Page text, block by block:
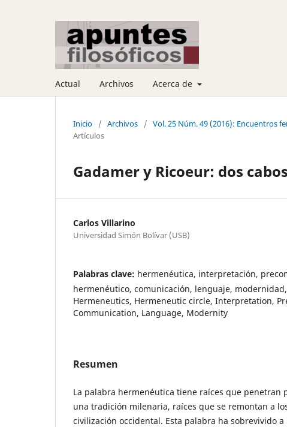
Actual Archivos Acerca de
Inicio / Archivos / Vol. 25 Núm. 49 (2016): Encuentros
Artículos
Gadamer y Ricoeur: dos
Carlos Villarino
Universidad Simón Bolívar (USB)
Palabras clave: hermenéutica, interpretación,
hermenéutico, comunicación, lenguaje,
Hermeneutics, Hermeneutic circle, Interpretation,
Communication, Language, Modernity
Resumen
La palabra hermenéutica tiene raíces que penetran
una tradición milenaria, raíces que se remontan a
civilización occidental. Esta palabra ha sobrevivido a